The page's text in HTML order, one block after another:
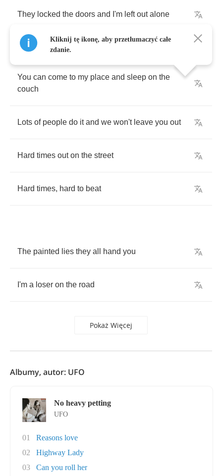
They locked the doors and I'm left out alone
You can come to my place and sleep on the
couch
Lots of people do it and we won't leave you out
Hard times out on the street
Hard times, hard to beat
The painted lies they all hand you
I'm a loser on the road
Pokaż Więcej
Kliknij tę ikonę, aby przetłumaczyć całe
zdanie.
Albumy, autor: UFO
No heavy petting
UFO
01
Reasons love
02
Highway Lady
03
Can you roll her